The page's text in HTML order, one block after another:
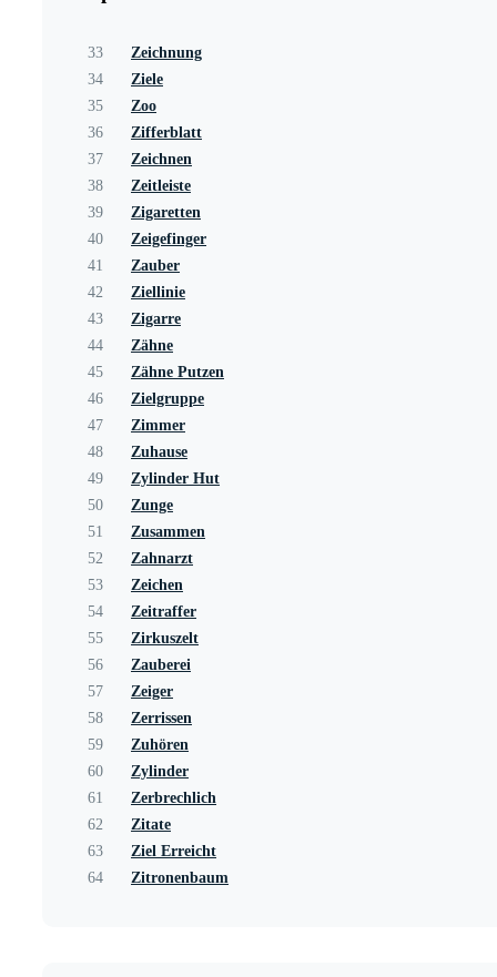
33
Zeichnung
34
Ziele
35
Zoo
36
Zifferblatt
37
Zeichnen
38
Zeitleiste
39
Zigaretten
40
Zeigefinger
41
Zauber
42
Ziellinie
43
Zigarre
44
Zähne
45
Zähne Putzen
46
Zielgruppe
47
Zimmer
48
Zuhause
49
Zylinder Hut
50
Zunge
51
Zusammen
52
Zahnarzt
53
Zeichen
54
Zeitraffer
55
Zirkuszelt
56
Zauberei
57
Zeiger
58
Zerrissen
59
Zuhören
60
Zylinder
61
Zerbrechlich
62
Zitate
63
Ziel Erreicht
64
Zitronenbaum